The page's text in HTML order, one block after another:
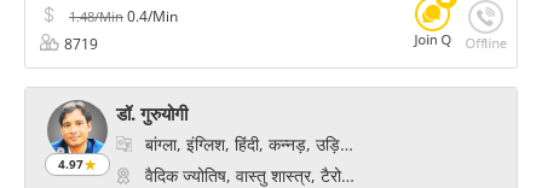
1.48/Min 0.4/Min
8719
4.97
डॉ. गुरुयोगी
बांग्ला, इंग्लिश, हिंदी, कन्नड़, उड़िया, तेलुगू
वैदिक ज्योतिष, वास्तु शास्त्र, टैरो कार्ड रीडिंग, अंक ज्योतिष,